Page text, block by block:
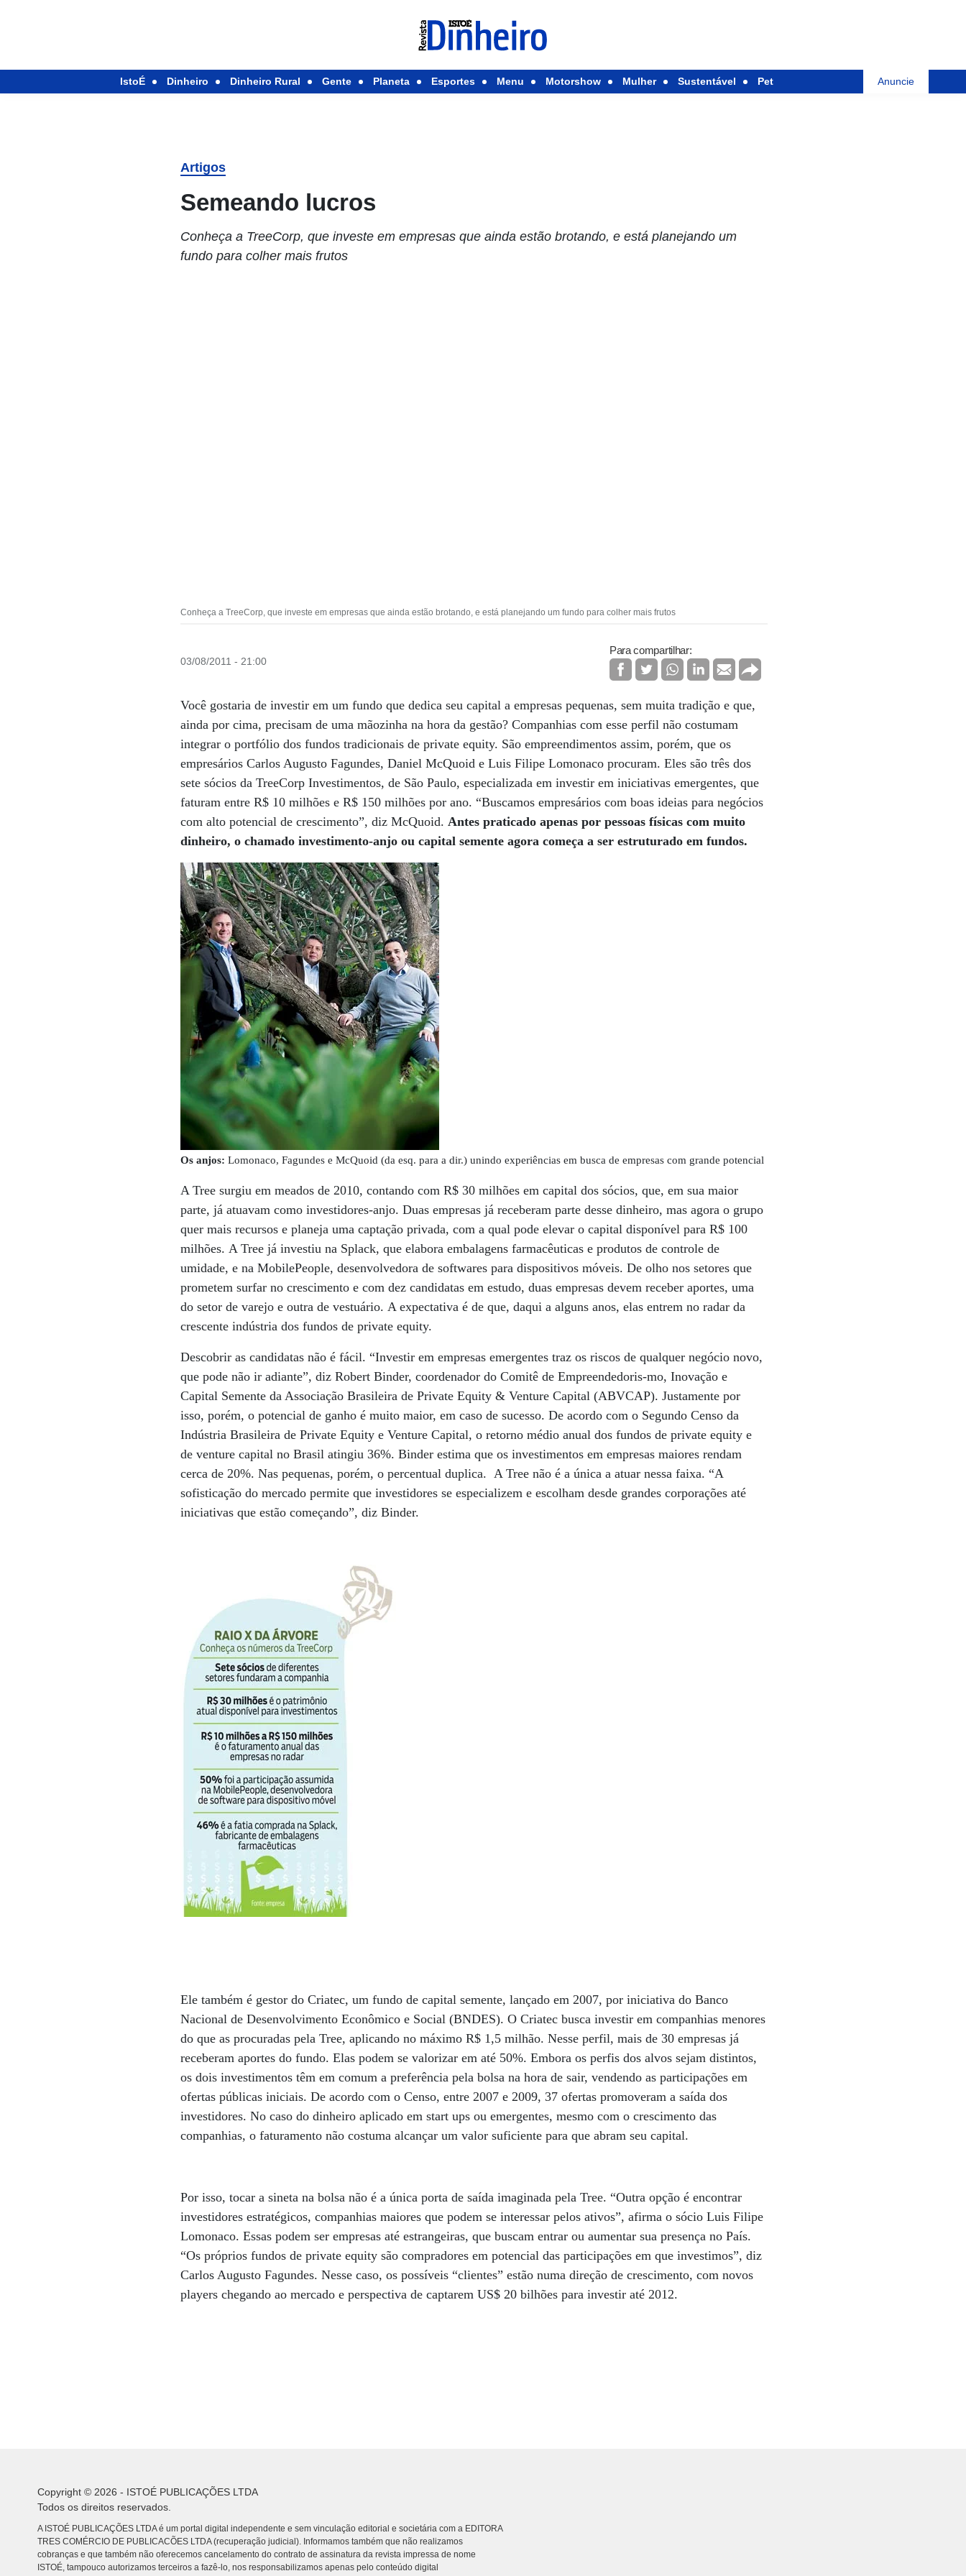
IstoÉ Dinheiro Dinheiro Rural Gente Planeta Esportes Menu Motorshow Mulher Sustentável Pet Anuncie
Artigos
Semeando lucros
Conheça a TreeCorp, que investe em empresas que ainda estão brotando, e está planejando um
fundo para colher mais frutos
Conheça a TreeCorp, que investe em empresas que ainda estão brotando, e está planejando um fundo para colher mais frutos
03/08/2011 - 21:00
Para compartilhar:
Você gostaria de investir em um fundo que dedica seu capital a empresas pequenas, sem muita tradição e que,
ainda por cima, precisam de uma mãozinha na hora da gestão? Companhias com esse perfil não costumam
integrar o portfólio dos fundos tradicionais de private equity. São empreendimentos assim, porém, que os
empresários Carlos Augusto Fagundes, Daniel McQuoid e Luis Filipe Lomonaco procuram. Eles são três dos
sete sócios da TreeCorp Investimentos, de São Paulo, especializada em investir em iniciativas emergentes, que
faturam entre R$ 10 milhões e R$ 150 milhões por ano. “Buscamos empresários com boas ideias para negócios
com alto potencial de crescimento”, diz McQuoid.Antes praticado apenas por pessoas físicas com muito
dinheiro, o chamado investimento-anjo ou capital semente agora começa a ser estruturado em fundos.
Os anjos: Lomonaco, Fagundes e McQuoid (da esq. para a dir.) unindo experiências em busca de empresas com grande potencial
A Tree surgiu em meados de 2010, contando com R$ 30 milhões em capital dos sócios, que, em sua maior
parte, já atuavam como investidores-anjo. Duas empresas já receberam parte desse dinheiro, mas agora o grupo
quer mais recursos e planeja uma captação privada, com a qual pode elevar o capital disponível para R$ 100
milhões. A Tree já investiu na Splack, que elabora embalagens farmacêuticas e produtos de controle de
umidade, e na MobilePeople, desenvolvedora de softwares para dispositivos móveis. De olho nos setores que
prometem surfar no crescimento e com dez candidatas em estudo, duas empresas devem receber aportes, uma
do setor de varejo e outra de vestuário. A expectativa é de que, daqui a alguns anos, elas entrem no radar da
crescente indústria dos fundos de private equity.
Descobrir as candidatas não é fácil. “Investir em empresas emergentes traz os riscos de qualquer negócio novo,
que pode não ir adiante”, diz Robert Binder, coordenador do Comitê de Empreendedoris-mo, Inovação e
Capital Semente da Associação Brasileira de Private Equity & Venture Capital (ABVCAP). Justamente por
isso, porém, o potencial de ganho é muito maior, em caso de sucesso. De acordo com o Segundo Censo da
Indústria Brasileira de Private Equity e Venture Capital, o retorno médio anual dos fundos de private equity e
de venture capital no Brasil atingiu 36%. Binder estima que os investimentos em empresas maiores rendam
cerca de 20%. Nas pequenas, porém, o percentual duplica. A Tree não é a única a atuar nessa faixa. “A
sofisticação do mercado permite que investidores se especializem e escolham desde grandes corporações até
iniciativas que estão começando”, diz Binder.
Ele também é gestor do Criatec, um fundo de capital semente, lançado em 2007, por iniciativa do Banco
Nacional de Desenvolvimento Econômico e Social (BNDES). O Criatec busca investir em companhias menores
do que as procuradas pela Tree, aplicando no máximo R$ 1,5 milhão. Nesse perfil, mais de 30 empresas já
receberam aportes do fundo. Elas podem se valorizar em até 50%. Embora os perfis dos alvos sejam distintos,
os dois investimentos têm em comum a preferência pela bolsa na hora de sair, vendendo as participações em
ofertas públicas iniciais. De acordo com o Censo, entre 2007 e 2009, 37 ofertas promoveram a saída dos
investidores. No caso do dinheiro aplicado em start ups ou emergentes, mesmo com o crescimento das
companhias, o faturamento não costuma alcançar um valor suficiente para que abram seu capital.
Por isso, tocar a sineta na bolsa não é a única porta de saída imaginada pela Tree. “Outra opção é encontrar
investidores estratégicos, companhias maiores que podem se interessar pelos ativos”, afirma o sócio Luis Filipe
Lomonaco. Essas podem ser empresas até estrangeiras, que buscam entrar ou aumentar sua presença no País.
“Os próprios fundos de private equity são compradores em potencial das participações em que investimos”, diz
Carlos Augusto Fagundes. Nesse caso, os possíveis “clientes” estão numa direção de crescimento, com novos
players chegando ao mercado e perspectiva de captarem US$ 20 bilhões para investir até 2012.
Copyright © 2026 - ISTOÉ PUBLICAÇÕES LTDA
Todos os direitos reservados.
A ISTOÉ PUBLICAÇÕES LTDA é um portal digital independente e sem vinculação editorial e societária com a EDITORA
TRES COMÉRCIO DE PUBLICACÕES LTDA (recuperação judicial). Informamos também que não realizamos
cobranças e que também não oferecemos cancelamento do contrato de assinatura da revista impressa de nome
ISTOÉ, tampouco autorizamos terceiros a fazê-lo, nos responsabilizamos apenas pelo conteúdo digital